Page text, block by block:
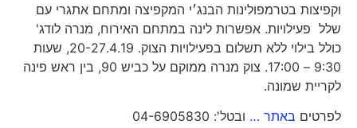
וקפיצות בטרמפולינות הבנג׳י המקפיצה ומתחם אתגרי עם
שלל פעילויות. אפשרות לינה במתחם האירוח, מנרה לודג'
כולל בילוי ללא תשלום בפעילויות הצוק. 20-27.4.19, שעות
9:30 – 17:00. צוק מנרה ממוקם על כביש 90, בין ראש פינה
לקריית שמונה.
לפרטיםבאתר …ובטל': 04-6905830